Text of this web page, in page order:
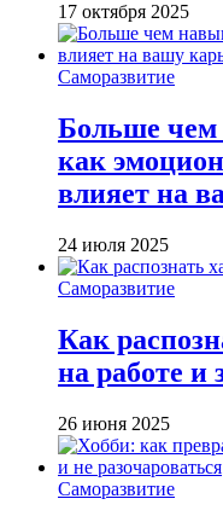
17 октября 2025
Саморазвитие
Больше
как
влияет на
24 июля 2025
Саморазвитие
Как
на работе и
26 июня 2025
Саморазвитие